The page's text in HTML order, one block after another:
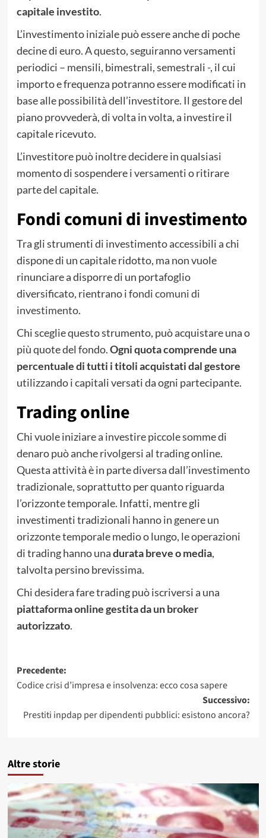
capitale investito.
L’investimento iniziale può essere anche di poche
decine di euro. A questo, seguiranno versamenti
periodici – mensili, bimestrali, semestrali -, il cui
importo e frequenza potranno essere modificati in
base alle possibilità dell’investitore. Il gestore del
piano provvederà, di volta in volta, a investire il
capitale ricevuto.
L’investitore può inoltre decidere in qualsiasi
momento di sospendere i versamenti o ritirare
parte del capitale.
Fondi comuni di investimento
Tra gli strumenti di investimento accessibili a chi
dispone di un capitale ridotto, ma non vuole
rinunciare a disporre di un portafoglio
diversificato, rientrano ifondi comuni di
investimento.
Chi sceglie questo strumento, può acquistare una o
più quote del fondo.Ogni quota comprende una
percentuale di tutti i titoli acquistati dal gestore
utilizzando i capitali versati da ogni partecipante.
Trading online
Chi vuole iniziare a investire piccole somme di
denaro può anche rivolgersi al trading online.
Questa attività è in parte diversa dall’investimento
tradizionale, soprattutto per quanto riguarda
l’orizzonte temporale. Infatti, mentre gli
investimenti tradizionali hanno in genere un
orizzonte temporale medio o lungo, le operazioni
di trading hanno unadurata breve o media,
talvolta persino brevissima.
Chi desidera fare trading può iscriversi a una
piattaforma online gestita da un broker
autorizzato.
Navigazione
articolo
Precedente:
Codice crisi d’impresa e insolvenza: ecco cosa sapere
Successivo:
Prestiti inpdap per dipendenti pubblici: esistono ancora?
Altre storie